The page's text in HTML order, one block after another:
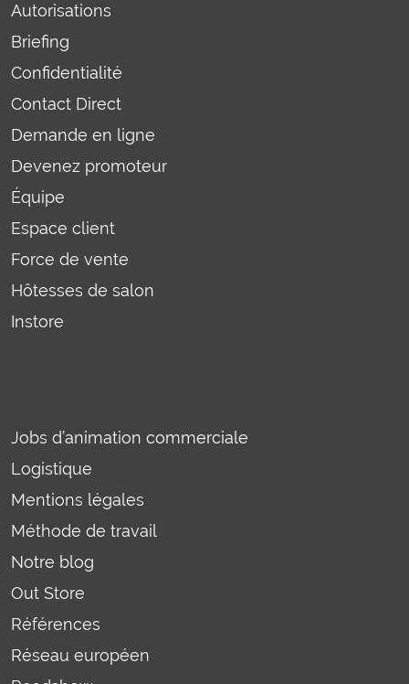
Autorisations
Briefing
Confidentialité
Contact Direct
Demande en ligne
Devenez promoteur
Équipe
Espace client
Force de vente
Hôtesses de salon
Instore
Jobs d’animation commerciale
Logistique
Mentions légales
Méthode de travail
Notre blog
Out Store
Références
Réseau européen